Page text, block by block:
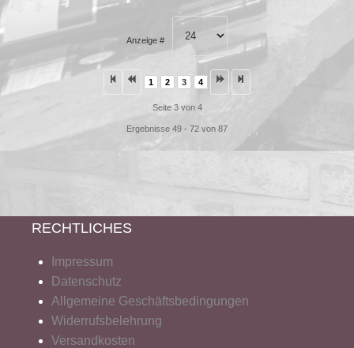
Anzeige #
1 2 3 4
Seite 3 von 4
Ergebnisse 49 - 72 von 87
RECHTLICHES
Impressum
Datenschutz
Allgemeine Geschäftsbedingungen
Widerrufsbelehrung
Versandkosten